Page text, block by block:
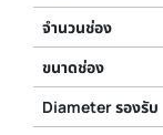
จำนวนช่อง
ขนาดช่อง
Diameter รองรับ